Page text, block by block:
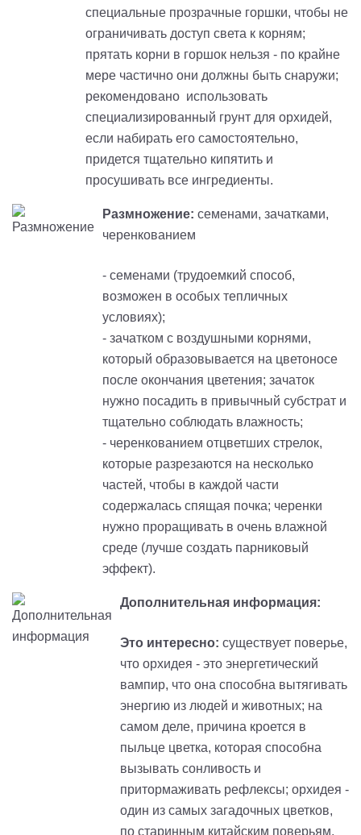
специальные прозрачные горшки, чтобы не
ограничивать доступ света к корням;
прятать корни в горшок нельзя - по крайне
мере частично они должны быть снаружи;
рекомендовано использовать
специализированный грунт для орхидей,
если набирать его самостоятельно,
придется тщательно кипятить и
просушивать все ингредиенты.
Размножение: семенами, зачатками,
черенкованием
- семенами (трудоемкий способ,
возможен в особых тепличных
условиях);
- зачатком с воздушными корнями,
который образовывается на цветоносе
после окончания цветения; зачаток
нужно посадить в привычный субстрат и
тщательно соблюдать влажность;
- черенкованием отцветших стрелок,
которые разрезаются на несколько
частей, чтобы в каждой части
содержалась спящая почка; черенки
нужно проращивать в очень влажной
среде (лучше создать парниковый
эффект).
Дополнительная информация:
Это интересно: существует поверье,
что орхидея - это энергетический
вампир, что она способна вытягивать
энергию из людей и животных; на
самом деле, причина кроется в
пыльце цветка, которая способна
вызывать сонливость и
притормаживать рефлексы; орхидея -
один из самых загадочных цветков,
по старинным китайским поверьям,